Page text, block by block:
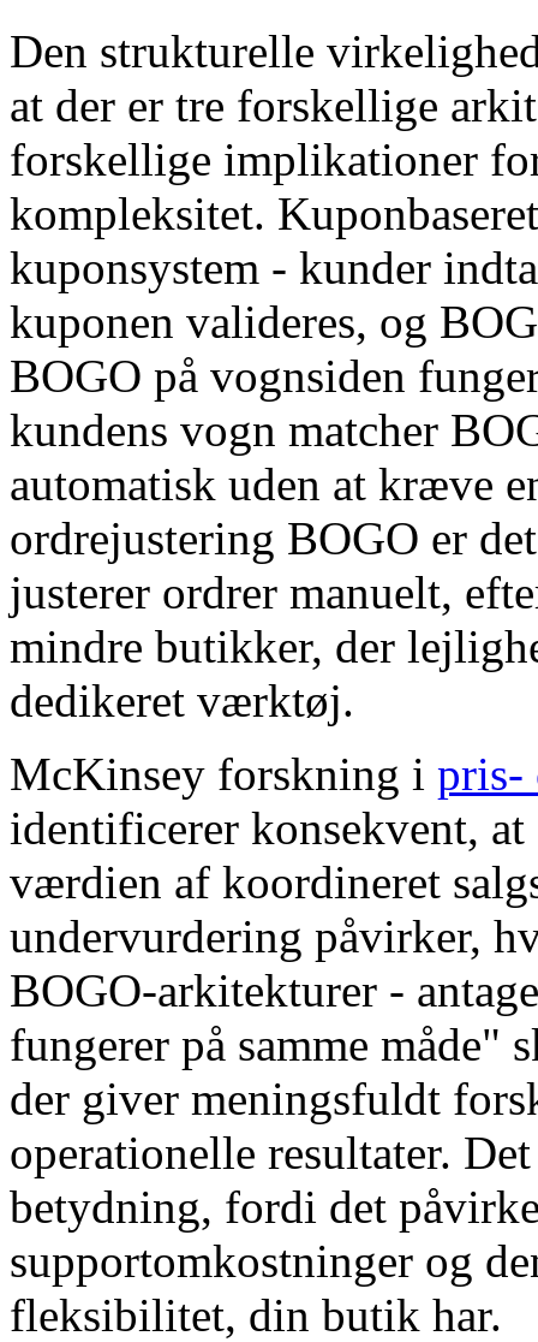
Den strukturelle
at der er tre forskellige
forskellige implikationer
kompleksitet.
kuponsystem - kunder
kuponen valideres, og
BOGO på vognsiden
kundens vogn matcher
automatisk uden at kræve
ordrejustering BOGO er
justerer ordrer manuelt,
mindre butikker, der
dedikeret værktøj.
McKinsey forskning i pris-
identificerer konsekvent,
værdien af ​​koordineret
undervurdering påvirker,
BOGO-arkitekturer -
fungerer på samme måde"
der giver meningsfuldt
operationelle resultater.
betydning, fordi det
supportomkostninger og
fleksibilitet, din butik har.